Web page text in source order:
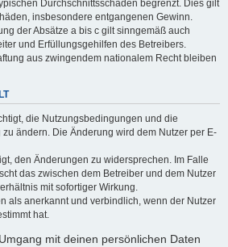
Durchschnittsschäden begrenzt. Dies gilt
insbesondere entgangenen Gewinn.
der Absätze a bis c gilt sinngemäß auch
und Erfüllungsgehilfen des Betreibers.
aus zwingendem nationalem Recht bleiben
die Nutzungsbedingungen und die
ändern. Die Änderung wird dem Nutzer per E-
den Änderungen zu widersprechen. Im Falle
das zwischen dem Betreiber und dem Nutzer
mit sofortiger Wirkung.
als anerkannt und verbindlich, wenn der Nutzer
hat.
mit deinen persönlichen Daten